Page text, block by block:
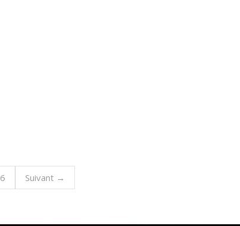
6 Suivant →